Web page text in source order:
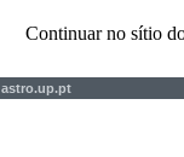
Continuar no sítio
astro.up.pt